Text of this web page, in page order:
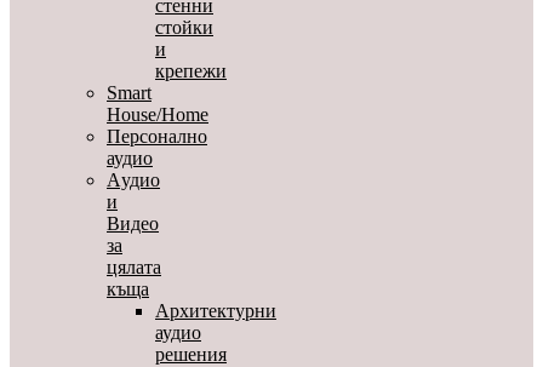
стенни
стойки
и
крепежи
Smart
House/Home
Персонално
аудио
Aудио
и
Видео
за
цялата
къща
Архитектурни
аудио
решения